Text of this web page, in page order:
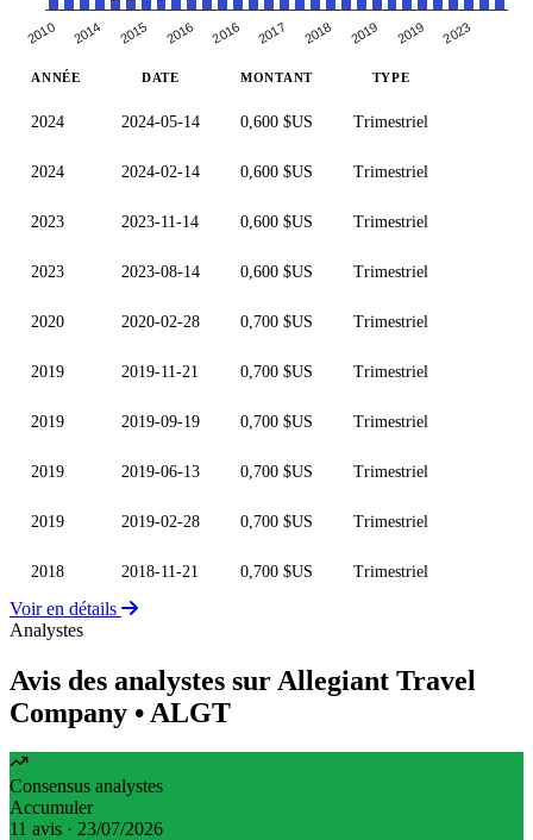
2010 2014 2015 2016 2016 2017 2018 2019 2019 2023
ANNÉE DATE MONTANT TYPE
2024 2024-05-14 0,600 $US Trimestriel
2024 2024-02-14 0,600 $US Trimestriel
2023 2023-11-14 0,600 $US Trimestriel
2023 2023-08-14 0,600 $US Trimestriel
2020 2020-02-28 0,700 $US Trimestriel
2019 2019-11-21 0,700 $US Trimestriel
2019 2019-09-19 0,700 $US Trimestriel
2019 2019-06-13 0,700 $US Trimestriel
2019 2019-02-28 0,700 $US Trimestriel
2018 2018-11-21 0,700 $US Trimestriel
Voir en détails
Analystes
Avis des analystes sur Allegiant Travel
Company • ALGT
Consensus analystes
Accumuler
11 avis · 23/07/2026